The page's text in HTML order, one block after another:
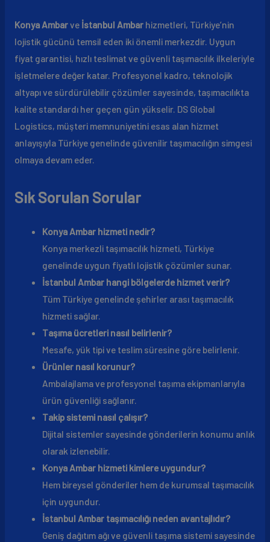
Konya Ambarve İstanbul Ambarhizmetleri, Türkiye’nin
lojistik gücünü temsil eden iki önemli merkezdir. Uygun
fiyat garantisi, hızlı teslimat ve güvenli taşımacılık ilkeleriyle
işletmelere değer katar. Profesyonel kadro, teknolojik
altyapı ve sürdürülebilir çözümler sayesinde, taşımacılıkta
kalite standardı her geçen gün yükselir. DS Global
Logistics, müşteri memnuniyetini esas alan hizmet
anlayışıyla Türkiye genelinde güvenilir taşımacılığın simgesi
olmaya devam eder.
Sık Sorulan Sorular
Konya Ambar hizmeti nedir?
Konya merkezli taşımacılık hizmeti, Türkiye
genelinde uygun fiyatlı lojistik çözümler sunar.
İstanbul Ambar hangi bölgelerde hizmet verir?
Tüm Türkiye genelinde şehirler arası taşımacılık
hizmeti sağlar.
Taşıma ücretleri nasıl belirlenir?
Mesafe, yük tipi ve teslim süresine göre belirlenir.
Ürünler nasıl korunur?
Ambalajlama ve profesyonel taşıma ekipmanlarıyla
ürün güvenliği sağlanır.
Takip sistemi nasıl çalışır?
Dijital sistemler sayesinde gönderilerin konumu anlık
olarak izlenebilir.
Konya Ambar hizmeti kimlere uygundur?
Hem bireysel gönderiler hem de kurumsal taşımacılık
için uygundur.
İstanbul Ambar taşımacılığı neden avantajlıdır?
Geniş dağıtım ağı ve güvenli taşıma sistemi sayesinde